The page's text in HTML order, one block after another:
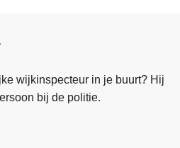
wijkinspecteur in je buurt? Hij
bij de politie.